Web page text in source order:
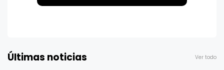
Últimas noticias Ver todo